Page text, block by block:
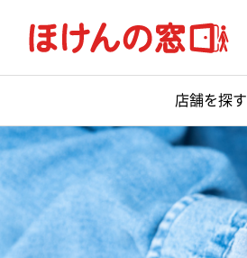
店舗を探す